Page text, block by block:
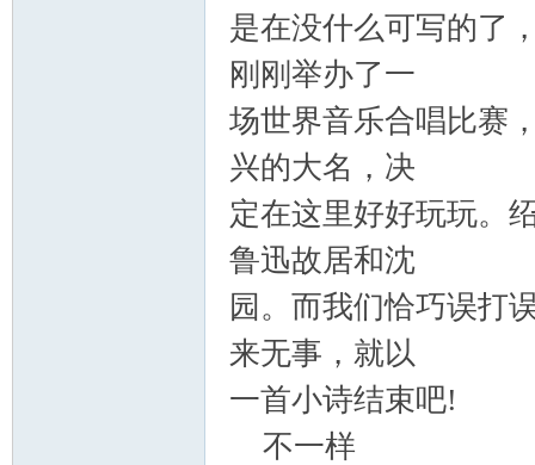
是在没什么可写的了
刚刚举办了一
场世界音乐合唱比赛
兴的大名，决
定在这里好好玩玩。
鲁迅故居和沈
园。而我们恰巧误打
来无事，就以
一首小诗结束吧!
不一样